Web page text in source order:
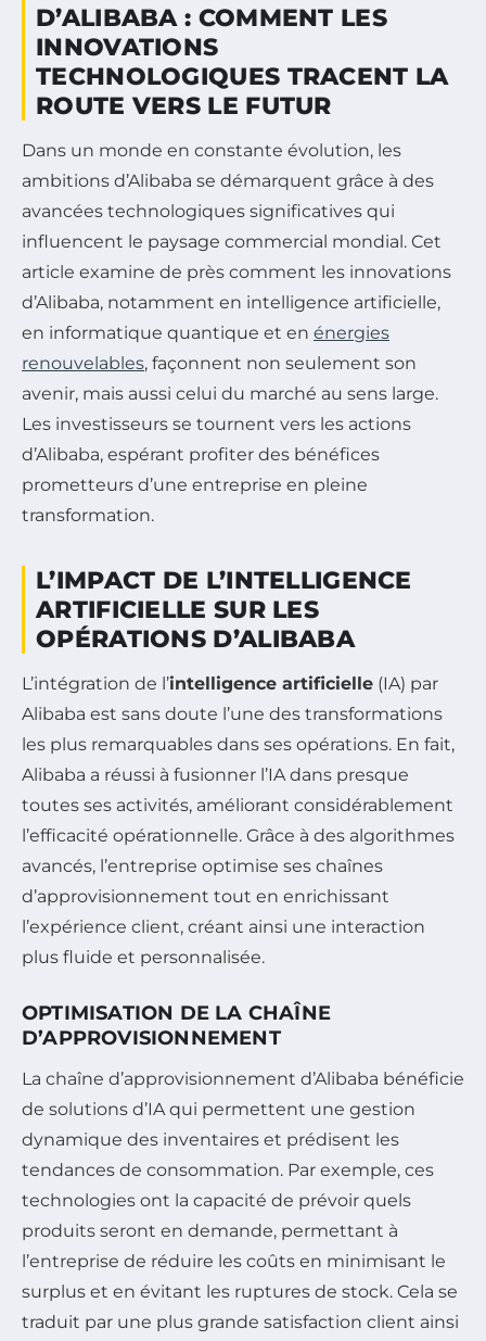
D’ALIBABA : COMMENT LES
INNOVATIONS
TECHNOLOGIQUES TRACENT LA
ROUTE VERS LE FUTUR
Dans un monde en constante évolution, les
ambitions d’Alibaba se démarquent grâce à des
avancées technologiques significatives qui
influencent le paysage commercial mondial. Cet
article examine de près comment les innovations
d’Alibaba, notamment en intelligence artificielle,
en informatique quantique et en énergies
renouvelables, façonnent non seulement son
avenir, mais aussi celui du marché au sens large.
Les investisseurs se tournent vers les actions
d’Alibaba, espérant profiter des bénéfices
prometteurs d’une entreprise en pleine
transformation.
L’IMPACT DE L’INTELLIGENCE
ARTIFICIELLE SUR LES
OPÉRATIONS D’ALIBABA
L’intégration de l’intelligence artificielle (IA) par
Alibaba est sans doute l’une des transformations
les plus remarquables dans ses opérations. En fait,
Alibaba a réussi à fusionner l’IA dans presque
toutes ses activités, améliorant considérablement
l’efficacité opérationnelle. Grâce à des algorithmes
avancés, l’entreprise optimise ses chaînes
d’approvisionnement tout en enrichissant
l’expérience client, créant ainsi une interaction
plus fluide et personnalisée.
OPTIMISATION DE LA CHAÎNE
D’APPROVISIONNEMENT
La chaîne d’approvisionnement d’Alibaba bénéficie
de solutions d’IA qui permettent une gestion
dynamique des inventaires et prédisent les
tendances de consommation. Par exemple, ces
technologies ont la capacité de prévoir quels
produits seront en demande, permettant à
l’entreprise de réduire les coûts en minimisant le
surplus et en évitant les ruptures de stock. Cela se
traduit par une plus grande satisfaction client ainsi